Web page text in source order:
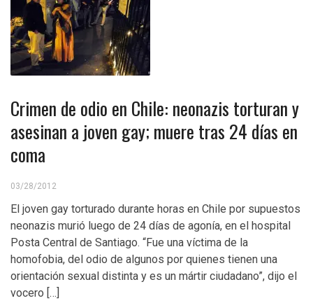
Crimen de odio en Chile: neonazis torturan y
asesinan a joven gay; muere tras 24 días en
coma
03/28/2012
El joven gay torturado durante horas en Chile por supuestos
neonazis murió luego de 24 días de agonía, en el hospital
Posta Central de Santiago. “Fue una víctima de la
homofobia, del odio de algunos por quienes tienen una
orientación sexual distinta y es un mártir ciudadano”, dijo el
vocero […]